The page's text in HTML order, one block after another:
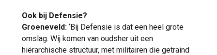
Ook bij Defensie?
Groeneveld: ‘Bij Defensie is dat een heel grote
omslag. Wij komen van oudsher uit een
hiërarchische structuur, met militairen die getraind